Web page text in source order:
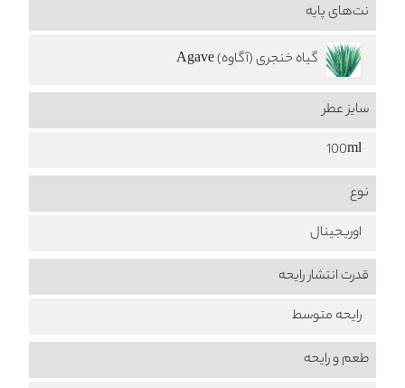
نت‌های پایه
گیاه خنجری (آگاوه) Agave
سایز عطر
100ml
نوع
اوریجینال
قدرت انتشار رایحه
رایحه متوسط
طعم‌ و رایحه